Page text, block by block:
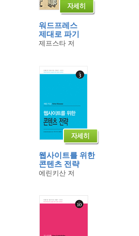
워드프레스
제대로 파기
제프스타 저
웹사이트를 위한
콘텐츠 전략
에린키산 저